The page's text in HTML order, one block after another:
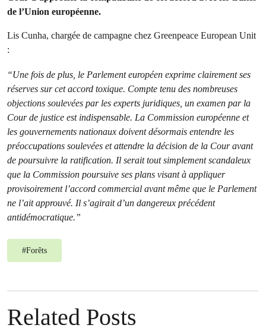
de l’Union européenne.
Lis Cunha, chargée de campagne chez Greenpeace European Unit
:
“Une fois de plus, le Parlement européen exprime clairement ses
réserves sur cet accord toxique. Compte tenu des nombreuses
objections soulevées par les experts juridiques, un examen par la
Cour de justice est indispensable. La Commission européenne et
les gouvernements nationaux doivent désormais entendre les
préoccupations soulevées et attendre la décision de la Cour avant
de poursuivre la ratification. Il serait tout simplement scandaleux
que la Commission poursuive ses plans visant à appliquer
provisoirement l’accord commercial avant même que le Parlement
ne l’ait approuvé. Il s’agirait d’un dangereux précédent
antidémocratique.”
#Forêts
Related Posts